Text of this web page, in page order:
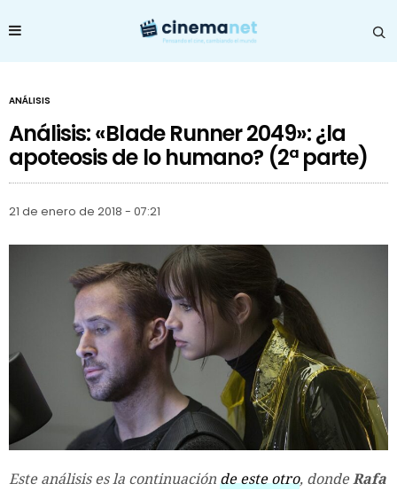
ANÁLISIS
Análisis: «Blade Runner 2049»: ¿la
apoteosis de lo humano? (2ª parte)
21 de enero de 2018 - 07:21
Este análisis es la continuación de este otro, donde Rafa